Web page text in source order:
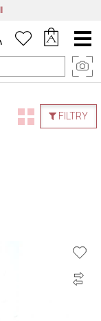
Menu
główne
FILTRY